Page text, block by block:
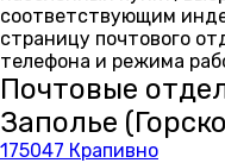
соответствующим
страницу почтового
телефона и режима
Почтовые
Заполье
175047 Крапивно